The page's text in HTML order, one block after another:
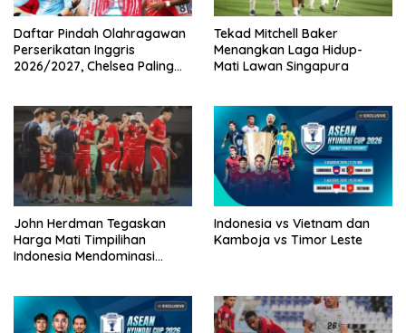
Daftar Pindah Olahragawan
Perserikatan Inggris
2026/2027, Chelsea Paling
Tekad Mitchell Baker
Menangkan Laga Hidup-
Mati Lawan Singapura
John Herdman Tegaskan
Harga Mati Timpilihan
Indonesia Mendominasi
Indonesia vs Vietnam dan
Kamboja vs Timor Leste